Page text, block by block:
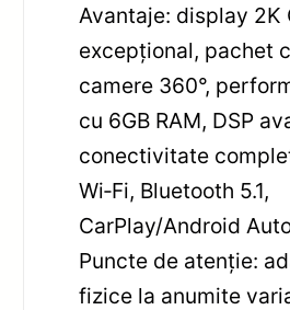
Avantaje: display 2K
excepțional, pachet
camere 360°,
cu 6GB RAM, DSP
conectivitate
Wi‑Fi, Bluetooth 5.1,
CarPlay/Android
Puncte de atenție:
fizice la anumite